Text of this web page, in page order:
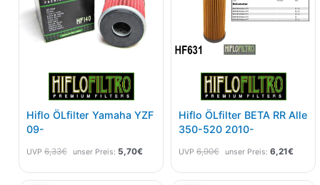
Hiflo ÖLfilter Yamaha YZF
09-
UVP 6,33€ unser Preis: 5,70€
Hiflo ÖLfilter BETA RR Alle
350-520 2010-
UVP 6,90€ unser Preis: 6,21€